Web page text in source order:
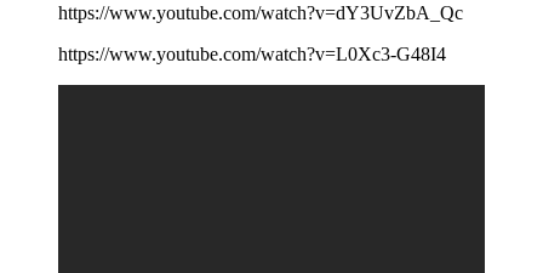
https://www.youtube.com/watch?v=dY3UvZbA_Qc
https://www.youtube.com/watch?v=L0Xc3-G48I4